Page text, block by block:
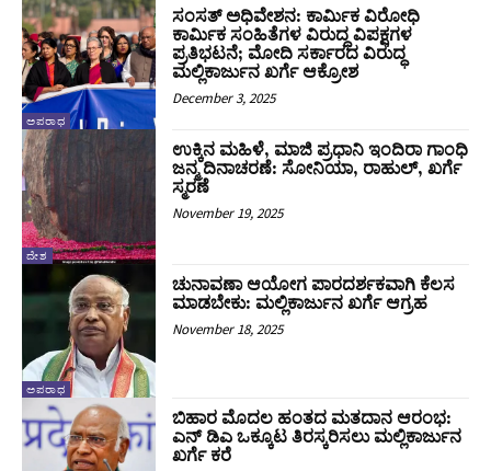
ಅಪರಾಧ
ಸಂಸತ್ ಅಧಿವೇಶನ: ಕಾರ್ಮಿಕ ವಿರೋಧಿ
ಕಾರ್ಮಿಕ ಸಂಹಿತೆಗಳ ವಿರುದ್ಧ ವಿಪಕ್ಷಗಳ
ಪ್ರತಿಭಟನೆ; ಮೋದಿ ಸರ್ಕಾರದ ವಿರುದ್ಧ
ಮಲ್ಲಿಕಾರ್ಜುನ ಖರ್ಗೆ ಆಕ್ರೋಶ
December 3, 2025
ದೇಶ
ಉಕ್ಕಿನ ಮಹಿಳೆ, ಮಾಜಿ ಪ್ರಧಾನಿ ಇಂದಿರಾ ಗಾಂಧಿ
ಜನ್ಮ ದಿನಾಚರಣೆ: ಸೋನಿಯಾ, ರಾಹುಲ್‌, ಖರ್ಗೆ
ಸ್ಮರಣೆ
November 19, 2025
ಅಪರಾಧ
ಚುನಾವಣಾ ಆಯೋಗ ಪಾರದರ್ಶಕವಾಗಿ ಕೆಲಸ
ಮಾಡಬೇಕು: ಮಲ್ಲಿಕಾರ್ಜುನ ಖರ್ಗೆ ಆಗ್ರಹ
November 18, 2025
ಬಿಹಾರ ಮೊದಲ ಹಂತದ ಮತದಾನ ಆರಂಭ:
ಎನ್‌ ಡಿಎ ಒಕ್ಕೂಟ ತಿರಸ್ಕರಿಸಲು ಮಲ್ಲಿಕಾರ್ಜುನ
ಖರ್ಗೆ ಕರೆ